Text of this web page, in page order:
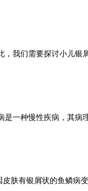
我们需要探讨小儿银
一种慢性疾病，其病
肤有银屑状的鱼鳞病